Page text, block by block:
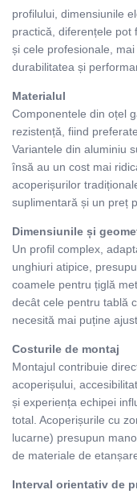
profilului, dimensiunile
practică, diferențele pot
și cele profesionale,
durabilitatea și
Materialul
Componentele din oțel
rezistență, fiind
Variantele din aluminiu
însă au un cost mai
acoperișurilor
suplimentară și un preț
Dimensiunile și
Un profil complex,
unghiuri atipice,
coamele pentru țiglă
decât cele pentru tablă
necesită mai puține
Costurile de montaj
Montajul contribuie
acoperișului,
și experiența echipei
total. Acoperișurile cu
lucarne) presupun
de materiale de
Interval orientativ de